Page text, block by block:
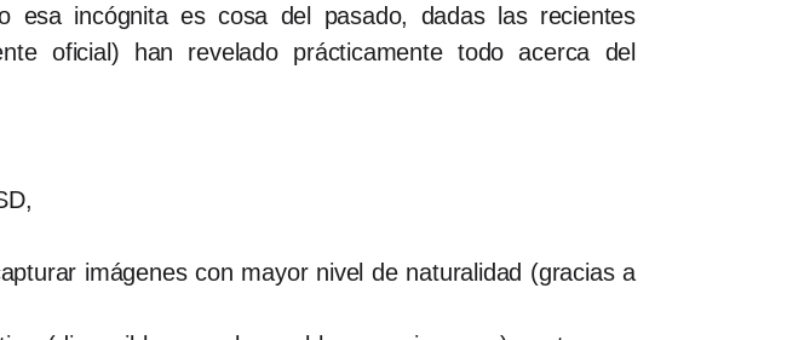
esa incógnita es cosa del pasado, dadas las recientes
oficial) han revelado prácticamente todo acerca del
imágenes con mayor nivel de naturalidad (gracias a